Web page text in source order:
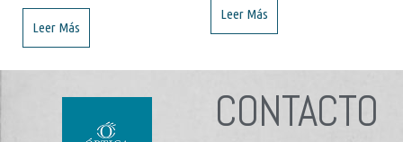
Leer Más
Leer Más
CONTACTO